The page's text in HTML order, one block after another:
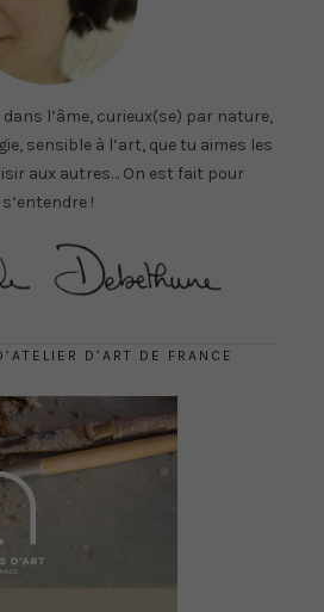
l’âme, curieux(se) par nature,
sensible à l’art, que tu aimes les
aux autres… On est fait pour
s’entendre !
D’ART DE FRANCE